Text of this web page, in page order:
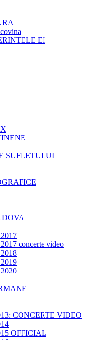
EI
SUFLETULUI
concerte video
CONCERTE VIDEO
OFFICIAL